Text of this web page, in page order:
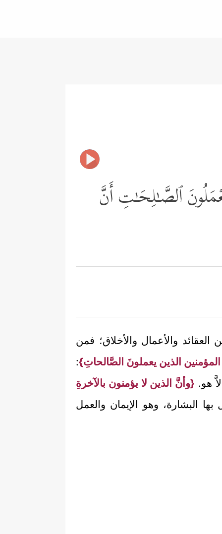
ٱلصَّـٰلِحَـٰتِ أَنَّ
والأعمال والأخلاق؛ فمن
الذين يعملونَ الصَّالحاتِ}:
هو. {وأنَّ الذين لا يؤمنون بالآخرةِ
البشارة، وهو الإيمان والعمل